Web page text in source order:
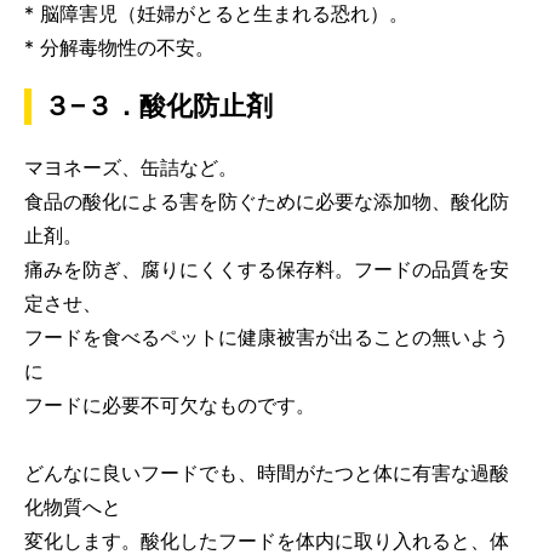
* 脳障害児（妊婦がとると生まれる恐れ）。
* 分解毒物性の不安。
３−３．酸化防止剤
マヨネーズ、缶詰など。
食品の酸化による害を防ぐために必要な添加物、酸化防
止剤。
痛みを防ぎ、腐りにくくする保存料。フードの品質を安
定させ、
フードを食べるペットに健康被害が出ることの無いよう
に
フードに必要不可欠なものです。
どんなに良いフードでも、時間がたつと体に有害な過酸
化物質へと
変化します。酸化したフードを体内に取り入れると、体